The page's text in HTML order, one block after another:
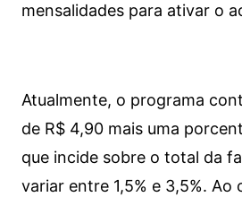
mensalidades para ativar o
Atualmente, o programa
de R$ 4,90 mais uma
que incide sobre o total da
variar entre 1,5% e 3,5%.